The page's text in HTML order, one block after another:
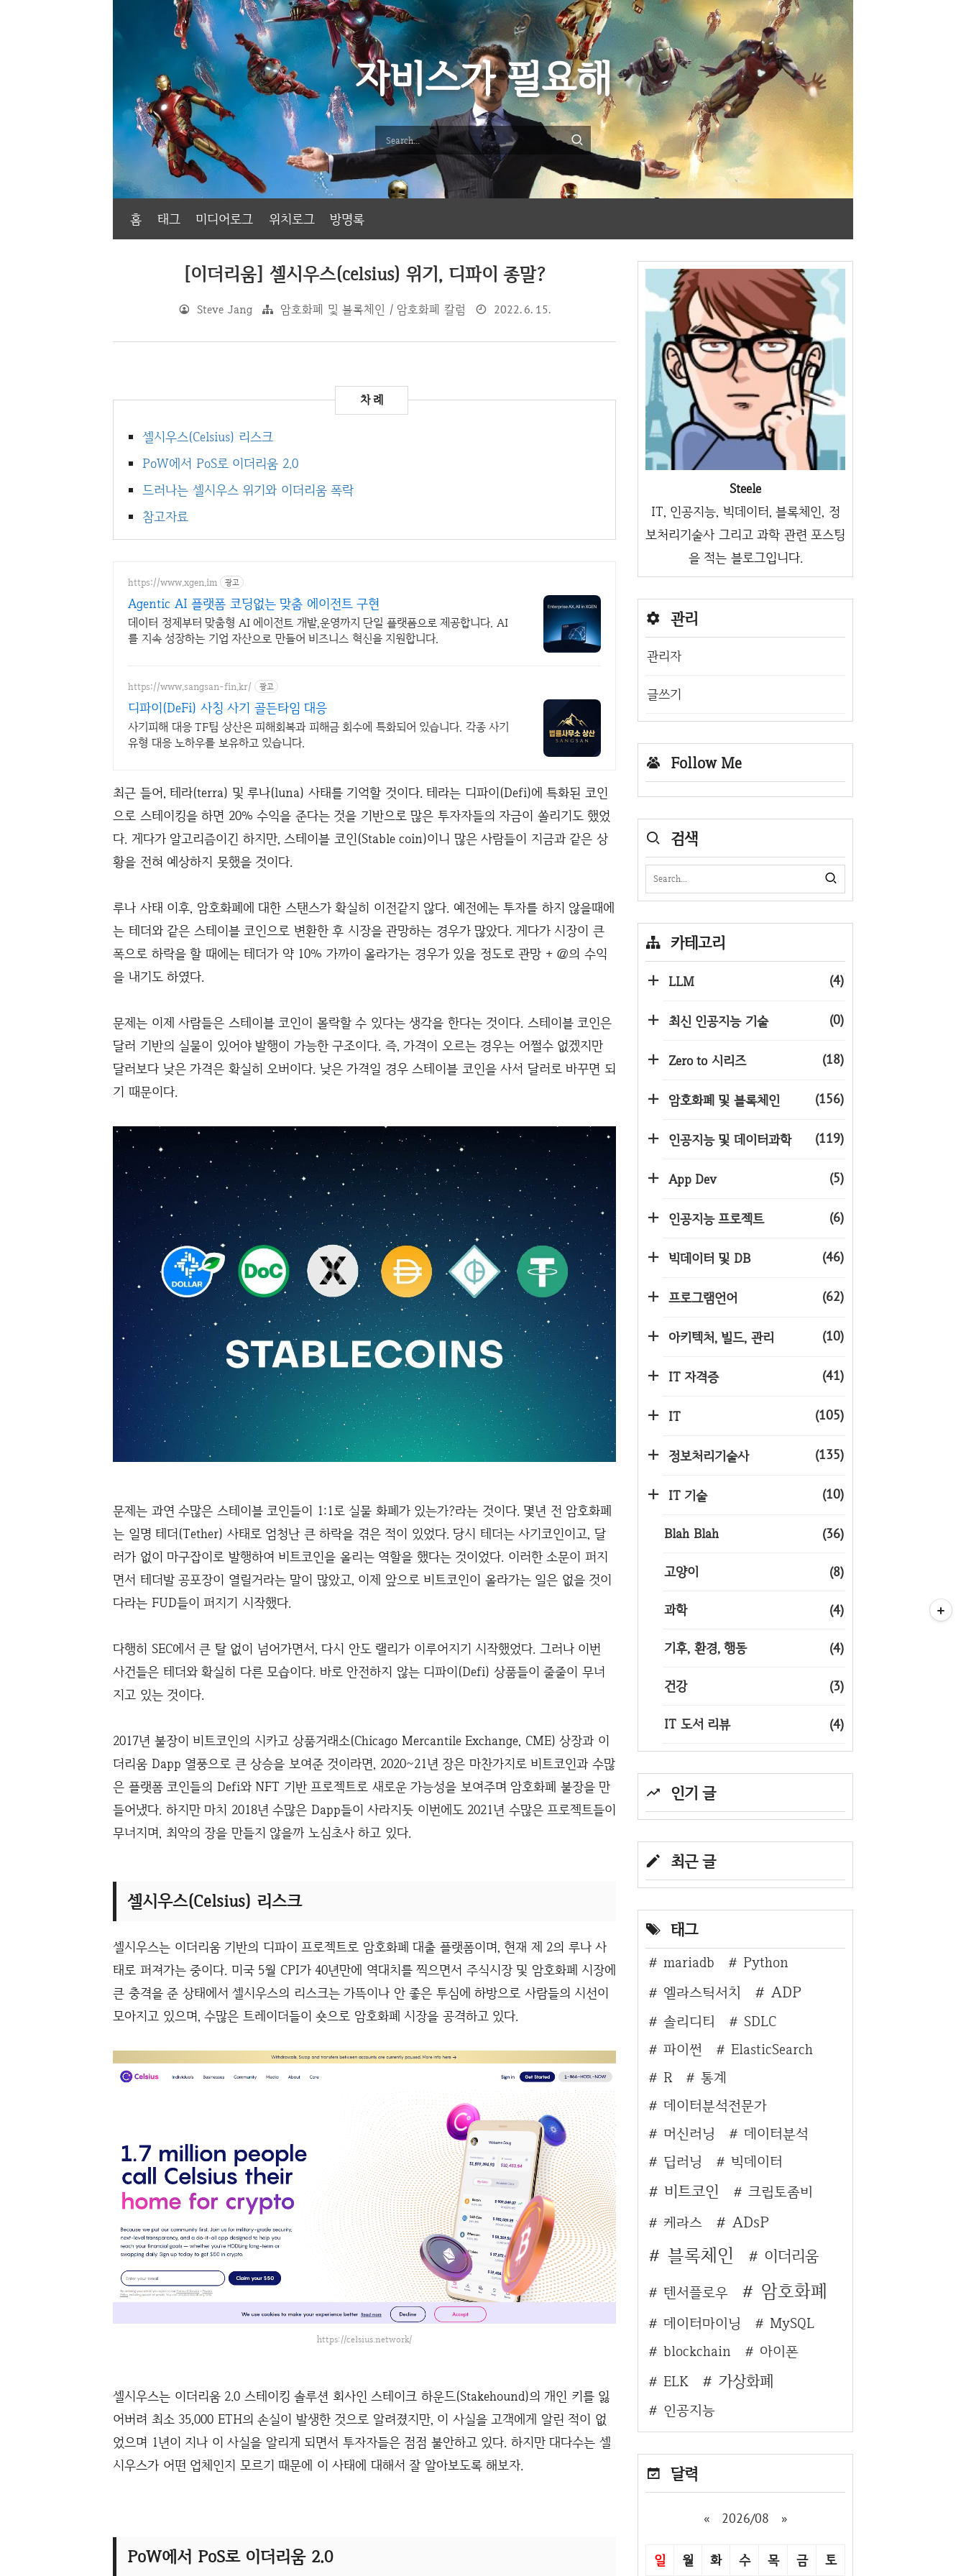
자비스가 필요해
홈 태그 미디어로그 위치로그 방명록
[이더리움] 셀시우스(celsius) 위기, 디파이 종말?
Steve Jang 암호화폐 및 블록체인 / 암호화폐 칼럼 2022. 6. 15.
셀시우스(Celsius) 리스크
PoW에서 PoS로 이더리움 2.0
드러나는 셀시우스 위기와 이더리움 폭락
참고자료
https://www.xgen.im 광고
Agentic AI 플랫폼 코딩없는 맞춤 에이전트 구현
데이터 정제부터 맞춤형 AI 에이전트 개발,운영까지 단일 플랫폼으로 제공합니다. AI
를 지속 성장하는 기업 자산으로 만들어 비즈니스 혁신을 지원합니다.
https://www.sangsan-fin.kr/ 광고
디파이(DeFi) 사칭 사기 골든타임 대응
사기피해 대응 TF팀 상산은 피해회복과 피해금 회수에 특화되어 있습니다. 각종 사기
유형 대응 노하우를 보유하고 있습니다.
최근 들어, 테라(terra) 및 루나(luna) 사태를 기억할 것이다. 테라는 디파이(Defi)에 특화된 코인
으로 스테이킹을 하면 20% 수익을 준다는 것을 기반으로 많은 투자자들의 자금이 쏠리기도 했었
다. 게다가 알고리즘이긴 하지만, 스테이블 코인(Stable coin)이니 많은 사람들이 지금과 같은 상
황을 전혀 예상하지 못했을 것이다.
루나 사태 이후, 암호화폐에 대한 스탠스가 확실히 이전같지 않다. 예전에는 투자를 하지 않을때에
는 테더와 같은 스테이블 코인으로 변환한 후 시장을 관망하는 경우가 많았다. 게다가 시장이 큰
폭으로 하락을 할 때에는 테더가 약 10% 가까이 올라가는 경우가 있을 정도로 관망 + @의 수익
을 내기도 하였다.
문제는 이제 사람들은 스테이블 코인이 몰락할 수 있다는 생각을 한다는 것이다. 스테이블 코인은
달러 기반의 실물이 있어야 발행이 가능한 구조이다. 즉, 가격이 오르는 경우는 어쩔수 없겠지만
달러보다 낮은 가격은 확실히 오버이다. 낮은 가격일 경우 스테이블 코인을 사서 달러로 바꾸면 되
기 때문이다.
문제는 과연 수많은 스테이블 코인들이 1:1로 실물 화폐가 있는가?라는 것이다. 몇년 전 암호화폐
는 일명 테더(Tether) 사태로 엄청난 큰 하락을 겪은 적이 있었다. 당시 테더는 사기코인이고, 달
러가 없이 마구잡이로 발행하여 비트코인을 올리는 역할을 했다는 것이었다. 이러한 소문이 퍼지
면서 테더발 공포장이 열릴거라는 말이 많았고, 이제 앞으로 비트코인이 올라가는 일은 없을 것이
다라는 FUD들이 퍼지기 시작했다.
다행히 SEC에서 큰 탈 없이 넘어가면서, 다시 안도 랠리가 이루어지기 시작했었다. 그러나 이번
사건들은 테더와 확실히 다른 모습이다. 바로 안전하지 않는 디파이(Defi) 상품들이 줄줄이 무너
지고 있는 것이다.
2017년 불장이 비트코인의 시카고 상품거래소(Chicago Mercantile Exchange, CME) 상장과 이
더리움 Dapp 열풍으로 큰 상승을 보여준 것이라면, 2020~21년 장은 마찬가지로 비트코인과 수많
은 플랫폼 코인들의 Defi와 NFT 기반 프로젝트로 새로운 가능성을 보여주며 암호화폐 불장을 만
들어냈다. 하지만 마치 2018년 수많은 Dapp들이 사라지듯 이번에도 2021년 수많은 프로젝트들이
무너지며, 최악의 장을 만들지 않을까 노심초사 하고 있다.
셀시우스(Celsius) 리스크
셀시우스는 이더리움 기반의 디파이 프로젝트로 암호화폐 대출 플랫폼이며, 현재 제 2의 루나 사
태로 퍼져가는 중이다. 미국 5월 CPI가 40년만에 역대치를 찍으면서 주식시장 및 암호화폐 시장에
큰 충격을 준 상태에서 셀시우스의 리스크는 가뜩이나 안 좋은 투심에 하방으로 사람들의 시선이
모아지고 있으며, 수많은 트레이더들이 숏으로 암호화폐 시장을 공격하고 있다.
https://celsius.network/
셀시우스는 이더리움 2.0 스테이킹 솔루션 회사인 스테이크 하운드(Stakehound)의 개인 키를 잃
어버려 최소 35,000 ETH의 손실이 발생한 것으로 알려졌지만, 이 사실을 고객에게 알린 적이 없
었으며 1년이 지나 이 사실을 알리게 되면서 투자자들은 점점 불안하고 있다. 하지만 대다수는 셀
시우스가 어떤 업체인지 모르기 때문에 이 사태에 대해서 잘 알아보도록 해보자.
PoW에서 PoS로 이더리움 2.0
Steele
IT, 인공지능, 빅데이터, 블록체인, 정
보처리기술사 그리고 과학 관련 포스팅
을 적는 블로그입니다.
관리
관리자
글쓰기
Follow Me
검색
카테고리
LLM (4)
최신 인공지능 기술 (0)
Zero to 시리즈 (18)
암호화폐 및 블록체인 (156)
인공지능 및 데이터과학 (119)
App Dev (5)
인공지능 프로젝트 (6)
빅데이터 및 DB (46)
프로그램언어 (62)
아키텍처, 빌드, 관리 (10)
IT 자격증 (41)
IT (105)
정보처리기술사 (135)
IT 기술 (10)
Blah Blah (36)
고양이 (8)
과학 (4)
기후, 환경, 행동 (4)
건강 (3)
IT 도서 리뷰 (4)
인기 글
최근 글
태그
mariadb
Python
엘라스틱서치
ADP
솔리디티
SDLC
파이썬
ElasticSearch
R
통계
데이터분석전문가
머신러닝
데이터분석
딥러닝
빅데이터
비트코인
크립토좀비
케라스
ADsP
블록체인 이더리움
텐서플로우 암호화폐
데이터마이닝
MySQL
blockchain
아이폰
ELK
가상화폐
인공지능
달력
« 2026/08 »
일 월 화 수 목 금 토